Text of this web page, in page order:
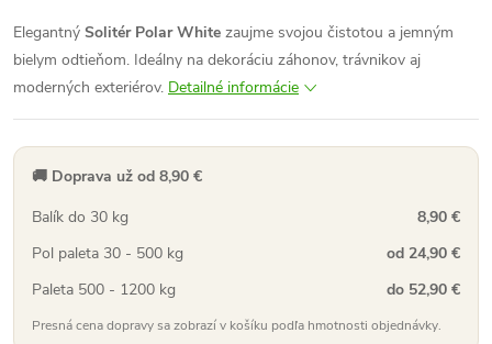
Elegantný Solitér Polar White zaujme svojou čistotou a jemným
bielym odtieňom. Ideálny na dekoráciu záhonov, trávnikov aj
moderných exteriérov. Detailné informácie
🚚 Doprava už od 8,90 €
Balík do 30 kg
8,90 €
Pol paleta 30 - 500 kg
od 24,90 €
Paleta 500 - 1200 kg
do 52,90 €
Presná cena dopravy sa zobrazí v košíku podľa hmotnosti objednávky.